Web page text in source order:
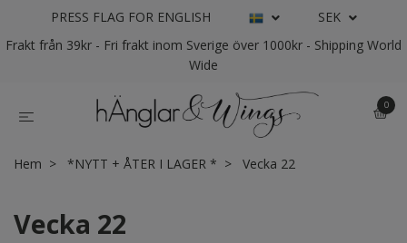
PRESS FLAG FOR ENGLISH
SEK
Frakt från 39kr - Fri frakt inom Sverige över 1000kr - Shipping World
Wide
0
Hem *NYTT + ÅTER I LAGER * Vecka 22
Vecka 22